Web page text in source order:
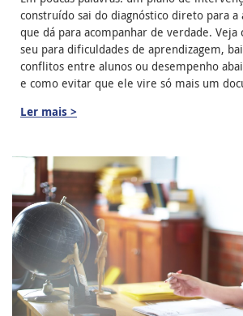
construído sai do diagnóstico direto para a
que dá para acompanhar de verdade.
seu para dificuldades de aprendizagem,
conflitos entre alunos ou desempenho
e como evitar que ele vire só mais um
Ler mais >